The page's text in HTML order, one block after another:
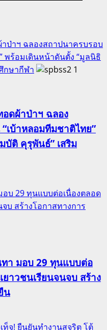
ป่าฯ ฉลองสถาปนาครบรอบ
พร้อมเดินหน้าดันตั้ง “มูลนิธิ
กษากีฬา
1
ดผ้าป่าฯ ฉลอง
เบ้าหลอมทีมชาติไทย”
ติ คุรุพันธ์” เสริม
บ 29 ทุนแบบต่อเนื่องตลอด
บ สร้างโอกาสทางการ
า มอบ 29 ทุนแบบต่อ
าวชนเรียนจนจบ สร้าง
น
ท็จ! ยืนยันทำงานสุจริต โต้